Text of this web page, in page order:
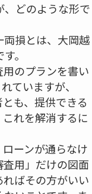
どのような形で
両損とは、大岡越
。
のプランを書い
ていますが、
も、提供できる
れを解消するに
ーンが通らなけ
用」だけの図面
ばその方がいい